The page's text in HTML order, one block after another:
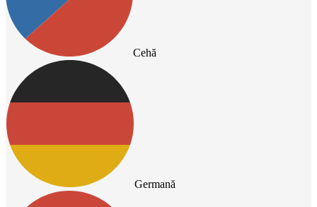
Cehă
Germană